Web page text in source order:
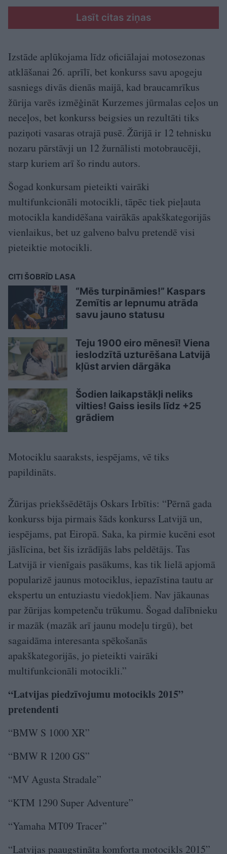
Lasīt citas ziņas
Izstāde aplūkojama līdz oficiālajai motosezonas
atklāšanai 26. aprīlī, bet konkurss savu apogeju
sasniegs divās dienās maijā, kad braucamrīkus
žūrija varēs izmēģināt Kurzemes jūrmalas ceļos un
neceļos, bet konkurss beigsies un rezultāti tiks
paziņoti vasaras otrajā pusē. Žūrijā ir 12 tehnisku
nozaru pārstāvji un 12 žurnālisti motobraucēji,
starp kuriem arī šo rindu autors.
Šogad konkursam pieteikti vairāki
multifunkcionāli motocikli, tāpēc tiek pieļauta
motocikla kandidēšana vairākās apakškategorijās
vienlaikus, bet uz galveno balvu pretendē visi
pieteiktie motocikli.
CITI ŠOBRĪD LASA
“Mēs turpināmies!” Kaspars
Zemītis ar lepnumu atrāda
savu jauno statusu
Teju 1900 eiro mēnesī! Viena
ieslodzītā uzturēšana Latvijā
kļūst arvien dārgāka
Šodien laikapstākļi neliks
vilties! Gaiss iesils līdz +25
grādiem
Motociklu saaraksts, iespējams, vē tiks
papildināts.
Žūrijas priekšsēdētājs Oskars Irbītis: “Pērnā gada
konkurss bija pirmais šāds konkurss Latvijā un,
iespējams, pat Eiropā. Saka, ka pirmie kucēni esot
jāslīcina, bet šis izrādījās labs peldētājs. Tas
Latvijā ir vienīgais pasākums, kas tik lielā apjomā
popularizē jaunus motociklus, iepazīstina tautu ar
ekspertu un entuziastu viedokļiem. Nav jākaunas
par žūrijas kompetenču trūkumu. Šogad dalībnieku
ir mazāk (mazāk arī jaunu modeļu tirgū), bet
sagaidāma interesanta spēkošanās
apakškategorijās, jo pieteikti vairāki
multifunkcionāli motocikli.”
“Latvijas piedzīvojumu motocikls 2015”
pretendenti
“BMW S 1000 XR”
“BMW R 1200 GS”
“MV Agusta Stradale”
“KTM 1290 Super Adventure”
“Yamaha MT09 Tracer”
“Latvijas paaugstināta komforta motocikls 2015”